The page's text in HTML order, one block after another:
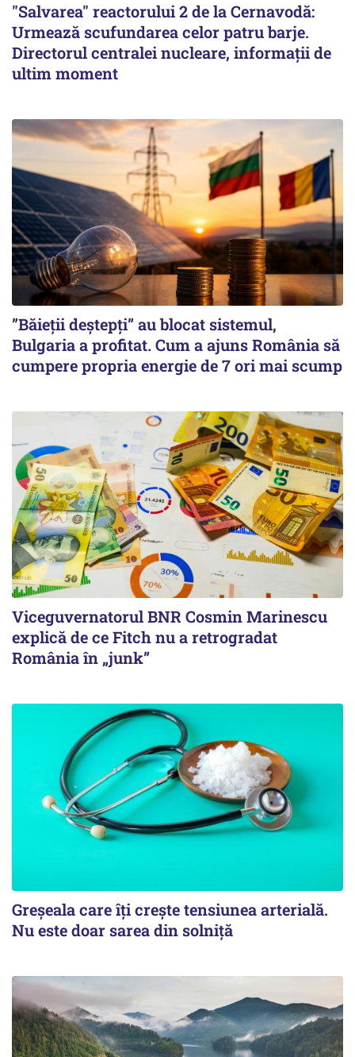
"Salvarea" reactorului 2 de la Cernavodă:
Urmează scufundarea celor patru barje.
Directorul centralei nucleare, informații de
ultim moment
”Băieții deștepți” au blocat sistemul,
Bulgaria a profitat. Cum a ajuns România să
cumpere propria energie de 7 ori mai scump
Viceguvernatorul BNR Cosmin Marinescu
explică de ce Fitch nu a retrogradat
România în „junk”
Greșeala care îți crește tensiunea arterială.
Nu este doar sarea din solniță